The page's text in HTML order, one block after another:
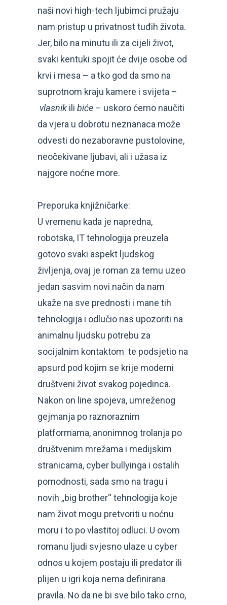
naši novi high-tech ljubimci pružaju
nam pristup u privatnost tuđih života.
Jer, bilo na minutu ili za cijeli život,
svaki kentuki spojit će dvije osobe od
krvi i mesa – a tko god da smo na
suprotnom kraju kamere i svijeta –
vlasnik ili biće – uskoro ćemo naučiti
da vjera u dobrotu neznanaca može
odvesti do nezaboravne pustolovine,
neočekivane ljubavi, ali i užasa iz
najgore noćne more.
Preporuka knjižničarke:
U vremenu kada je napredna,
robotska, IT tehnologija preuzela
gotovo svaki aspekt ljudskog
življenja, ovaj je roman za temu uzeo
jedan sasvim novi način da nam
ukaže na sve prednosti i mane tih
tehnologija i odlučio nas upozoriti na
animalnu ljudsku potrebu za
socijalnim kontaktom te podsjetio na
apsurd pod kojim se krije moderni
društveni život svakog pojedinca.
Nakon on line spojeva, umreženog
gejmanja po raznoraznim
platformama, anonimnog trolanja po
društvenim mrežama i medijskim
stranicama, cyber bullyinga i ostalih
pomodnosti, sada smo na tragu i
novih „big brother“ tehnologija koje
nam život mogu pretvoriti u noćnu
moru i to po vlastitoj odluci. U ovom
romanu ljudi svjesno ulaze u cyber
odnos u kojem postaju ili predator ili
plijen u igri koja nema definirana
pravila. No da ne bi sve bilo tako crno,